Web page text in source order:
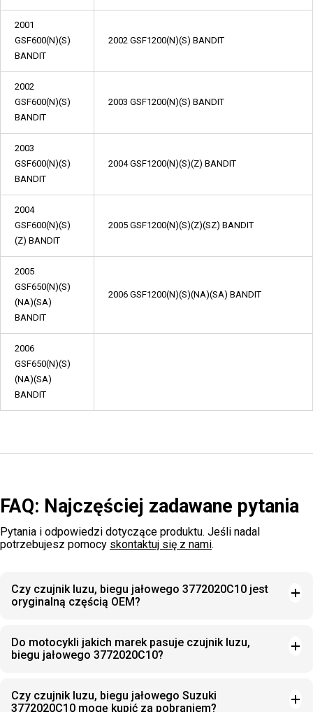
2001
GSF600(N)(S)
BANDIT
2002 GSF1200(N)(S) BANDIT
2002
GSF600(N)(S)
BANDIT
2003 GSF1200(N)(S) BANDIT
2003
GSF600(N)(S)
BANDIT
2004 GSF1200(N)(S)(Z) BANDIT
2004
GSF600(N)(S)
(Z) BANDIT
2005 GSF1200(N)(S)(Z)(SZ) BANDIT
2005
GSF650(N)(S)
(NA)(SA)
BANDIT
2006 GSF1200(N)(S)(NA)(SA) BANDIT
2006
GSF650(N)(S)
(NA)(SA)
BANDIT
FAQ: Najczęściej zadawane pytania
Pytania i odpowiedzi dotyczące produktu. Jeśli nadal
potrzebujesz pomocy skontaktuj się z nami.
Czy czujnik luzu, biegu jałowego 3772020C10 jest
oryginalną częścią OEM?
Do motocykli jakich marek pasuje czujnik luzu,
biegu jałowego 3772020C10?
Czy czujnik luzu, biegu jałowego Suzuki
3772020C10 mogę kupić za pobraniem?